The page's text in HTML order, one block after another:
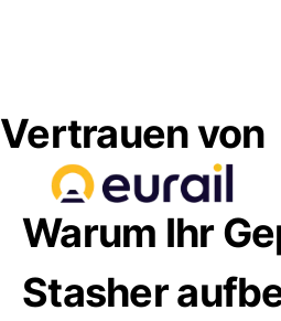
Vertrauen von
Warum Ihr
Stasher